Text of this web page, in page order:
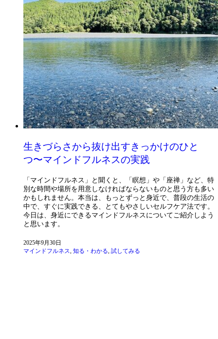
生きづらさから抜け出すきっかけのひと
つ〜マインドフルネスの実践
「マインドフルネス」と聞くと、「瞑想」や「座禅」など、特
別な時間や場所を用意しなければならないものと思う方も多い
かもしれません。本当は、もっとずっと身近で、普段の生活の
中で、すぐに実践できる、とてもやさしいセルフケア法です。
今日は、身近にできるマインドフルネスについてご紹介しよう
と思います。
2025年9月30日
マインドフルネス 知る・わかる 試してみる